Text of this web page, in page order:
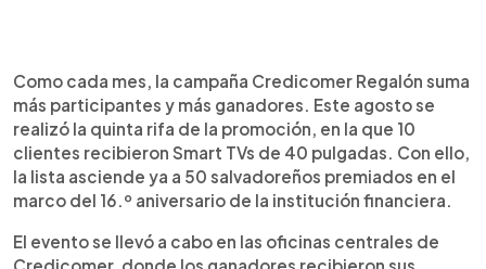
Escuchar artículo
Como cada mes, la campaña Credicomer Regalón suma
más participantes y más ganadores. Este agosto se
realizó la quinta rifa de la promoción, en la que 10
clientes recibieron Smart TVs de 40 pulgadas. Con ello,
la lista asciende ya a 50 salvadoreños premiados en el
marco del 16.º aniversario de la institución financiera.
El evento se llevó a cabo en las oficinas centrales de